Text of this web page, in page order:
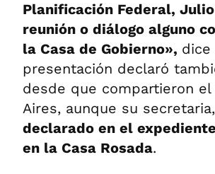
Planificación Federal,
reunión o diálogo alguno
la Casa de Gobierno», dice
presentación declaró
desde que compartieron el
Aires, aunque su secretaria,
declarado en el
en la Casa Rosada.